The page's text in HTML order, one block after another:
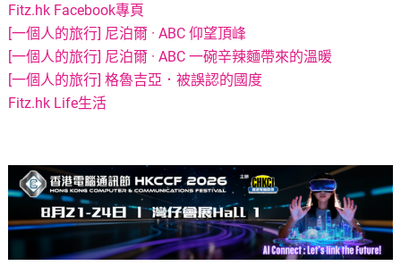
Fitz.hk Facebook專頁
[一個人的旅行] 尼泊爾 · ABC 仰望頂峰
[一個人的旅行] 尼泊爾 · ABC 一碗辛辣麵帶來的溫暖
[一個人的旅行] 格魯吉亞．被誤認的國度
Fitz.hk Life生活